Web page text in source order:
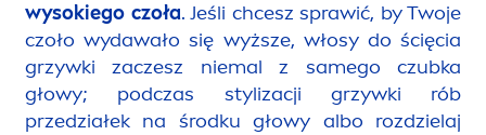
wysokiego czoła. Jeśli chcesz sprawić, by Twoje
czoło wydawało się wyższe, włosy do ścięcia
grzywki zaczesz niemal z samego czubka
głowy; podczas stylizacji grzywki rób
przedziałek na środku głowy albo rozdzielaj